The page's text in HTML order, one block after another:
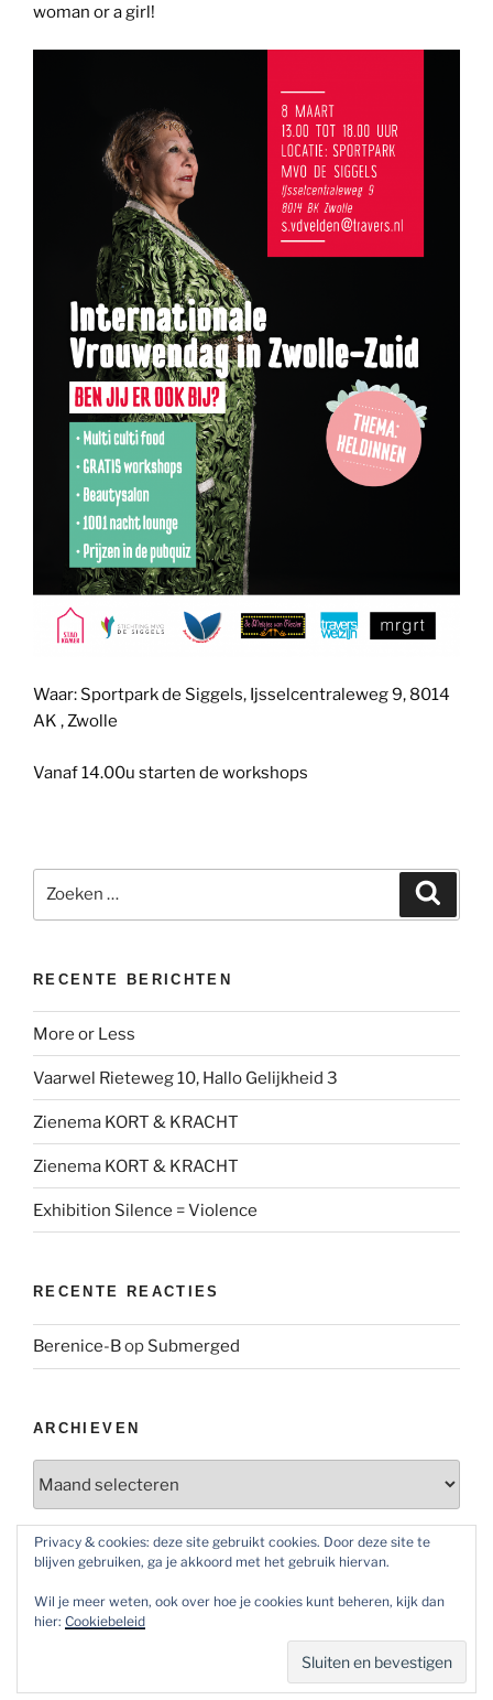
woman or a girl!
Waar: Sportpark de Siggels, Ijsselcentraleweg 9, 8014
AK , Zwolle
Vanaf 14.00u starten de workshops
naar:
RECENTE BERICHTEN
More or Less
Vaarwel Rieteweg 10, Hallo Gelijkheid 3
Zienema KORT & KRACHT
Zienema KORT & KRACHT
Exhibition Silence = Violence
RECENTE REACTIES
Berenice-Bop Submerged
ARCHIEVEN
SOCIAL MEDIA
Bekijk
het
op
Bekijk
het
Otto
Bekijk
het
op
Privacy & cookies: deze site gebruikt cookies. Door deze site te
blijven gebruiken, ga je akkoord met het gebruik hiervan.
Wil je meer weten, ook over hoe je cookies kunt beheren, kijk dan
hier: Cookiebeleid